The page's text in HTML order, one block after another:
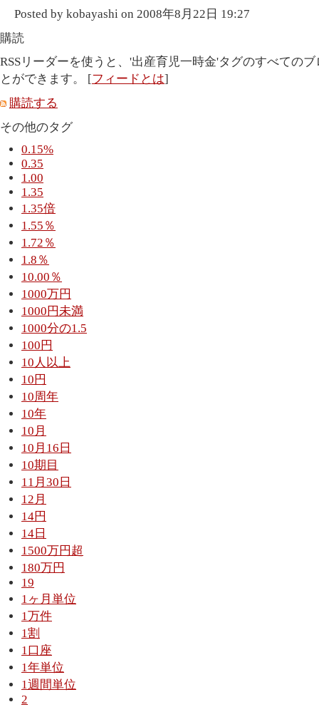
Posted by kobayashi on 2008年8月22日 19:27
購読
RSSリーダーを使うと、'出産育児一時金'タグのすべての
とができます。 [フィードとは]
購読する
その他のタグ
0.15%
0.35
1.00
1.35
1.35倍
1.55％
1.72％
1.8％
10.00％
1000万円
1000円未満
1000分の1.5
100円
10人以上
10円
10周年
10年
10月
10月16日
10期目
11月30日
12月
14円
14日
1500万円超
180万円
19
1ヶ月単位
1万件
1割
1口座
1年単位
1週間単位
2